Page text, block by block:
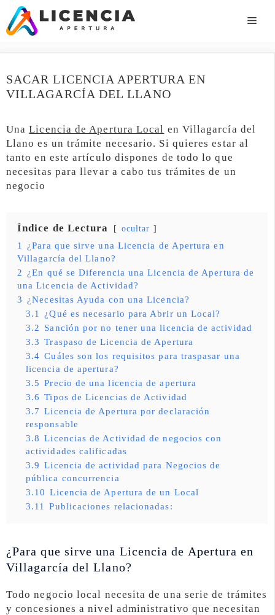
Saltar
contenido
SACAR LICENCIA APERTURA EN
VILLAGARCÍA DEL LLANO
UnaLicencia de Apertura Local en Villagarcía del
Llano es un trámite necesario. Si quieres estar al
tanto en este artículo dispones de todo lo que
necesitas para llevar a cabo tus trámites de un
negocio
Índice de Lectura ocultar
1
¿Para que sirve una Licencia de Apertura en
Villagarcía del Llano?
2 ¿En qué se Diferencia una Licencia de Apertura de
una Licencia de Actividad?
3 ¿Necesitas Ayuda con una Licencia?
3.1
¿Qué es necesario para Abrir un Local?
3.2 Sanción por no tener una licencia de actividad
3.3 Traspaso de Licencia de Apertura
3.4 Cuáles son los requisitos para traspasar una
licencia de apertura?
3.5 Precio de una licencia de apertura
3.6 Tipos de Licencias de Actividad
3.7 Licencia de Apertura por declaración
responsable
3.8 Licencias de Actividad de negocios con
actividades calificadas
3.9 Licencia de actividad para Negocios de
pública concurrencia
3.10 Licencia de Apertura de un Local
3.11
Publicaciones relacionadas:
¿Para que sirve una Licencia de Apertura en
Villagarcía del Llano?
Todo negocio local necesita de una serie de trámites
y concesiones a nivel administrativo que necesitan